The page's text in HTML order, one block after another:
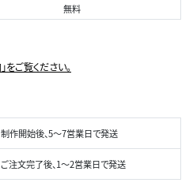
無料
ご覧ください。
制作開始後、5～7営業日で発送
ご注文完了後、1～2営業日で発送